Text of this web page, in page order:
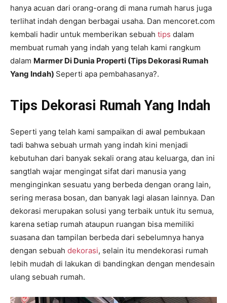
hanya acuan dari orang-orang di mana rumah harus juga
terlihat indah dengan berbagai usaha. Dan mencoret.com
kembali hadir untuk memberikan sebuah tips dalam
membuat rumah yang indah yang telah kami rangkum
dalam Marmer Di Dunia Properti (Tips Dekorasi Rumah
Yang Indah) Seperti apa pembahasanya?.
Tips Dekorasi Rumah Yang Indah
Seperti yang telah kami sampaikan di awal pembukaan
tadi bahwa sebuah urmah yang indah kini menjadi
kebutuhan dari banyak sekali orang atau keluarga, dan ini
sangtlah wajar mengingat sifat dari manusia yang
menginginkan sesuatu yang berbeda dengan orang lain,
sering merasa bosan, dan banyak lagi alasan lainnya. Dan
dekorasi merupakan solusi yang terbaik untuk itu semua,
karena setiap rumah ataupun ruangan bisa memiliki
suasana dan tampilan berbeda dari sebelumnya hanya
dengan sebuah dekorasi, selain itu mendekorasi rumah
lebih mudah di lakukan di bandingkan dengan mendesain
ulang sebuah rumah.